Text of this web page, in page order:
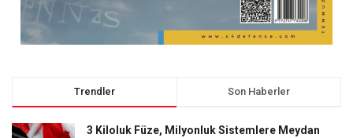
Trendler Son Haberler
3 Kiloluk Füze, Milyonluk Sistemlere Meydan